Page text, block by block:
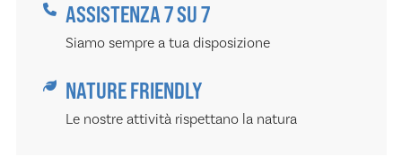
ASSISTENZA 7 SU 7
Siamo sempre a tua disposizione
NATURE FRIENDLY
Le nostre attività rispettano la natura